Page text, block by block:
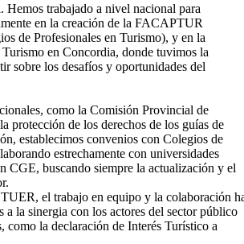
trabajado a nivel nacional para
en la creación de la FACAPTUR
de Profesionales en Turismo), y en la
en Concordia, donde tuvimos la
sobre los desafíos y oportunidades del
como la Comisión Provincial de
protección de los derechos de los guías de
establecimos convenios con Colegios de
estrechamente con universidades
buscando siempre la actualización y el
el trabajo en equipo y la colaboración
a la sinergia con los actores del sector público
la declaración de Interés Turístico a